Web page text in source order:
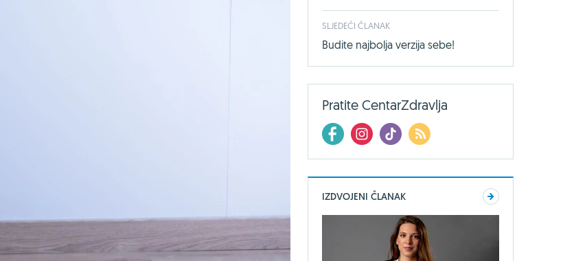
SLJEDEĆI ČLANAK
Budite najbolja verzija sebe!
Pratite CentarZdravlja
IZDVOJENI ČLANAK